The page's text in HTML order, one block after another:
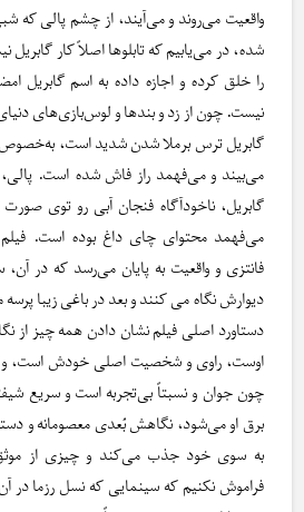
واقعیت می‌روند و می‌آیند، از چشم پالی که
شده، در می‌یابیم که تابلوها اصلاً کار گابریل
را خلق کرده و اجازه داده به اسم گابریل
نیست. چون از زد و بندها و لوس‌بازی‌های
گابریل ترس برملا شدن شدید است، به‌خصوص
می‌بیند و می‌فهمد راز فاش شده است.
گابریل، ناخودآگاه فنجان آبی رو توی
می‌فهمد محتوای چای داغ بوده است.
فانتزی و واقعیت به پایان می‌رسد که در
دیوارش نگاه می کنند و بعد در باغی زیبا پرسه
دستاورد اصلی فیلم نشان دادن همه چیز از
اوست، راوی و شخصیت اصلی خودش است، و
چون جوان و نسبتاً بی‌تجربه است و سریع
برق او می‌شود، نگاهش بُعدی معصومانه و
به سوی خود جذب می‌کند و چیزی از
فراموش نکنیم که سینمایی که نسل رزما در